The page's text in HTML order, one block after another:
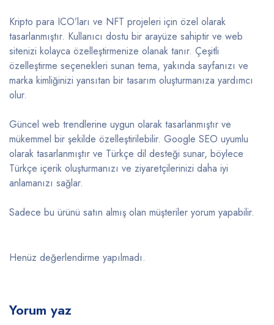
Kripto para ICO’ları ve NFT projeleri için özel olarak
tasarlanmıştır. Kullanıcı dostu bir arayüze sahiptir ve web
sitenizi kolayca özelleştirmenize olanak tanır. Çeşitli
özelleştirme seçenekleri sunan tema, yakında sayfanızı ve
marka kimliğinizi yansıtan bir tasarım oluşturmanıza yardımcı
olur.
Güncel web trendlerine uygun olarak tasarlanmıştır ve
mükemmel bir şekilde özelleştirilebilir. Google SEO uyumlu
olarak tasarlanmıştır ve Türkçe dil desteği sunar, böylece
Türkçe içerik oluşturmanızı ve ziyaretçilerinizi daha iyi
anlamanızı sağlar.
Sadece bu ürünü satın almış olan müşteriler yorum yapabilir.
Henüz değerlendirme yapılmadı.
Yorum yaz